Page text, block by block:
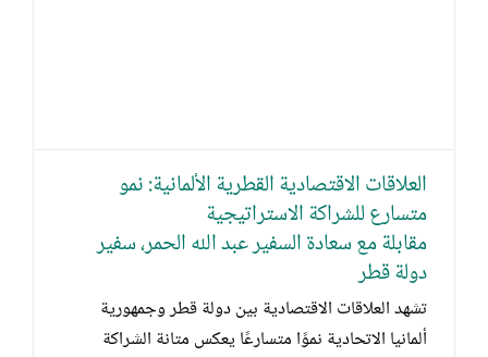
العلاقات الاقتصادية القطرية الألمانية: نمو
متسارع للشراكة الاستراتيجية
مقابلة مع سعادة السفير عبد الله الحمر، سفير
دولة قطر
تشهد العلاقات الاقتصادية بين دولة قطر وجمهورية
ألمانيا الاتحادية نموًا متسارعًا يعكس متانة الشراكة